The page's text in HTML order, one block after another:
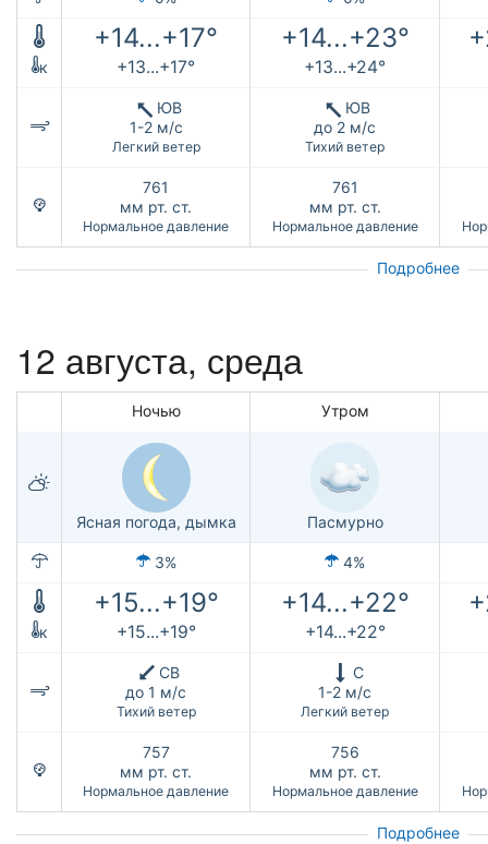
+14...+17° +14...+23°
к +13...+17° +13...+24°
ЮВ
1-2 м/с
Легкий ветер
ЮВ
до 2 м/с
Тихий ветер
761
мм рт. ст.
Нормальное давление
761
мм рт. ст.
Нормальное давление
Подробнее
12 августа, среда
Ночью Утром
Ясная погода, дымка Пасмурно
3% 4%
+15...+19° +14...+22°
к +15...+19° +14...+22°
СВ
до 1 м/с
Тихий ветер
С
1-2 м/с
Легкий ветер
757
мм рт. ст.
Нормальное давление
756
мм рт. ст.
Нормальное давление
Подробнее